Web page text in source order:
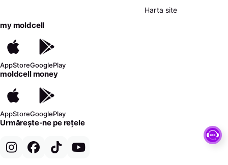
Harta site
my moldcell
AppStoreGooglePlay
moldcell money
AppStoreGooglePlay
Urmărește-ne pe rețele